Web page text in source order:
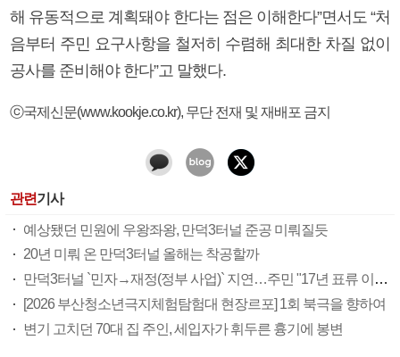
해 유동적으로 계획돼야 한다는 점은 이해한다”면서도 “처
음부터 주민 요구사항을 철저히 수렴해 최대한 차질 없이
공사를 준비해야 한다”고 말했다.
ⓒ국제신문(www.kookje.co.kr), 무단 전재 및 재배포 금지
관련기사
예상됐던 민원에 우왕좌왕, 만덕3터널 준공 미뤄질듯
20년 미뤄 온 만덕3터널 올해는 착공할까
만덕3터널 `민자→재정(정부 사업)` 지연…주민 "17년 표류 이젠 끝내야"
[2026 부산청소년극지체험탐험대 현장르포] 1회 북극을 향하여
변기 고치던 70대 집 주인, 세입자가 휘두른 흉기에 봉변